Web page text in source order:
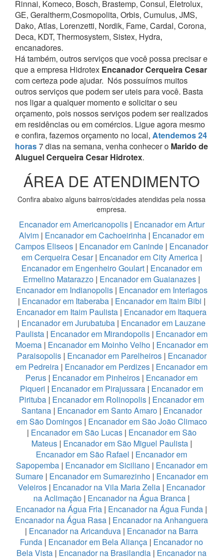
Rinnai, Komeco, Bosch, Brastemp, Consul, Eletrolux,
GE, Geraltherm,Cosmopolita, Orbis, Cumulus, JMS,
Dako, Atlas, Lorenzetti, Nordik, Fame, Cardal, Corona,
Deca, KDT, Thermosystem, Sistex, Hydra,
encanadores.
Há também, outros serviços que você possa precisar e
que a empresa Hidrotex Encanador Cerqueira Cesar
com certeza pode ajudar. Nós possuímos muitos
outros serviços que podem ser uteis para você. Basta
nos ligar a qualquer momento e solicitar o seu
orçamento, pois nossos serviços podem ser realizados
em residências ou em comércios. Ligue agora mesmo
e confira, fazemos orçamento no local, Atendemos 24
horas7 dias na semana, venha conhecer o Marido de
Aluguel Cerqueira Cesar Hidrotex.
ÁREA DE ATENDIMENTO
Confira abaixo alguns bairros/cidades atendidas pela nossa
empresa.
Encanador em Americanopolis | Encanador em Artur
Alvim | Encanador em Cachoeirinha | Encanador em
Campos Eliseos | Encanador em Caninde | Encanador
em Cerqueira Cesar| Encanador em City America |
Encanador em Engenheiro Goulart | Encanador em
Ermelino Matarazzo | Encanador em Guaianazes |
Encanador em Indianopolis| Encanador em Interlagos
| Encanador em Itaberaba| Encanador em Itaim Bibi |
Encanador em Itaim Paulista | Encanador em Itaquera
| Encanador em Jurubatuba | Encanador em Lauzane
Paulista | Encanador em Mirandopolis | Encanador em
Moema| Encanador em Moinho Velho | Encanador em
Paraisopolis| Encanador em Parelheiros| Encanador
em Pedreira | Encanador em Perdizes | Encanador em
Perus | Encanador em Pinheiros | Encanador em
Piqueri | Encanador em Pirajussara | Encanador em
Pirituba | Encanador em Rolinopolis | Encanador em
Santana| Encanador em Santo Amaro| Encanador
em São Domingos| Encanador em São João Climaco
| Encanador em São Lucas| Encanador em São
Mateus | Encanador em São Miguel Paulista|
Encanador em São Rafael | Encanador em
Sapopemba | Encanador em Siciliano| Encanador em
Sumare| Encanador em Sumarezinho| Encanador em
Veleiros | Encanador na Vila Maria Zelia | Encanador
na Aclimação | Encanador na Água Branca |
Encanador na Água Fria | Encanador na Água Funda |
Encanador na Água Rasa | Encanador na Anhanguera
| Encanador na Aricanduva | Encanador na Barra
Funda | Encanador em Bela Aliança | Encanador no
Bela Vista | Encanador na Brasilandia | Encanador na